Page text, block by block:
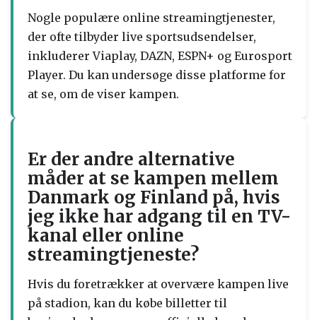
Nogle populære online streamingtjenester,
der ofte tilbyder live sportsudsendelser,
inkluderer Viaplay, DAZN, ESPN+ og Eurosport
Player. Du kan undersøge disse platforme for
at se, om de viser kampen.
Er der andre alternative
måder at se kampen mellem
Danmark og Finland på, hvis
jeg ikke har adgang til en TV-
kanal eller online
streamingtjeneste?
Hvis du foretrækker at overvære kampen live
på stadion, kan du købe billetter til